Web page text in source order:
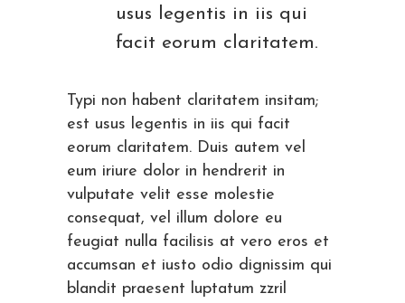
usus legentis in iis qui
facit eorum claritatem.
Typi non habent claritatem insitam;
est usus legentis in iis qui facit
eorum claritatem. Duis autem vel
eum iriure dolor in hendrerit in
vulputate velit esse molestie
consequat, vel illum dolore eu
feugiat nulla facilisis at vero eros et
accumsan et iusto odio dignissim qui
blandit praesent luptatum zzril